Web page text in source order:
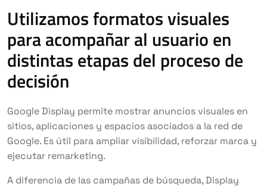
Utilizamos formatos visuales
para acompañar al usuario en
distintas etapas del proceso de
decisión
Google Display permite mostrar anuncios visuales en
sitios, aplicaciones y espacios asociados a la red de
Google. Es útil para ampliar visibilidad, reforzar marca y
ejecutar remarketing.
A diferencia de las campañas de búsqueda, Display